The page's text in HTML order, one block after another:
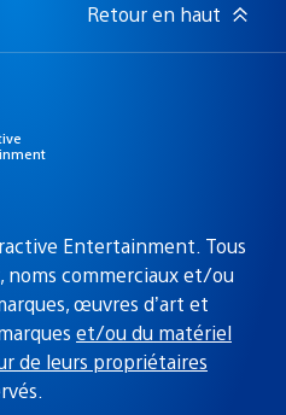
Retour en haut
Entertainment. Tous
noms commerciaux et/ou
œuvres d’art et
et/ou du matériel
de leurs propriétaires